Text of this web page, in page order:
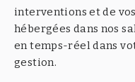
interventions et de
hébergées dans nos
en temps-réel dans
gestion.